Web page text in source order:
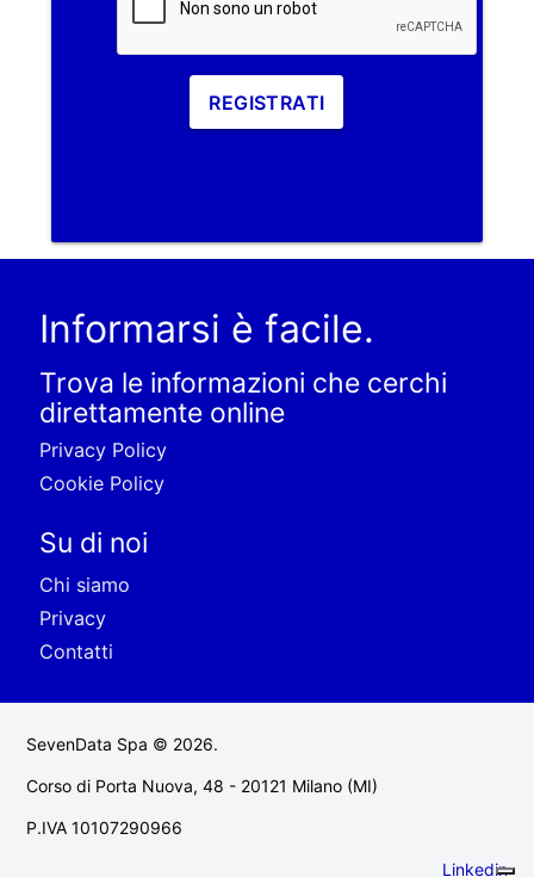
REGISTRATI
Informarsi è facile.
Trova le informazioni che cerchi
direttamente online
Privacy Policy
Cookie Policy
Su di noi
Chi siamo
Privacy
Contatti
SevenData Spa © 2026.
Corso di Porta Nuova, 48 - 20121 Milano (MI)
P.IVA 10107290966
Linkedin